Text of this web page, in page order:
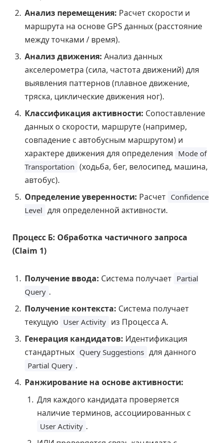
Анализ перемещения: Расчет скорости и
маршрута на основе GPS данных (расстояние
между точками / время).
Анализ движения: Анализ данных
акселерометра (сила, частота движений) для
выявления паттернов (плавное движение,
тряска, циклические движения ног).
Классификация активности: Сопоставление
данных о скорости, маршруте (например,
совпадение с автобусным маршрутом) и
характере движения для определения Mode of
Transportation (ходьба, бег, велосипед, машина,
автобус).
Определение уверенности: Расчет Confidence
Level для определенной активности.
Процесс Б: Обработка частичного запроса
(Claim 1)
Получение ввода: Система получает Partial
Query .
Получение контекста: Система получает
текущую User Activity из Процесса А.
Генерация кандидатов: Идентификация
стандартных Query Suggestions для данного
Partial Query .
Ранжирование на основе активности:
Для каждого кандидата проверяется
наличие терминов, ассоциированных с
User Activity .